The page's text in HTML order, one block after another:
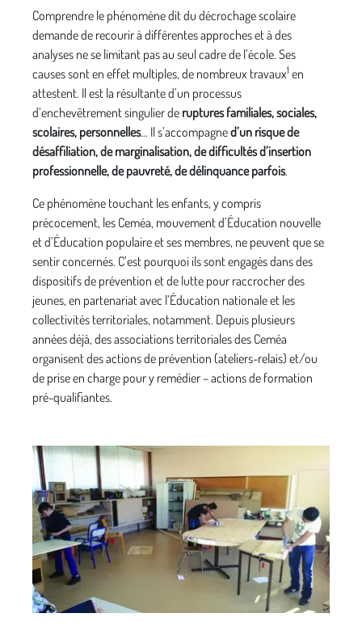
Comprendre le phénomène dit du décrochage scolaire
demande de recourir à différentes approches et à des
analyses ne se limitant pas au seul cadre de l’école. Ses
causes sont en effet multiples, de nombreux travaux1 en
attestent. Il est la résultante d’un processus
d’enchevêtrement singulier de ruptures familiales, sociales,
scolaires, personnelles… Il s’accompagned’un risque de
désaffiliation, de marginalisation, de difficultés d’insertion
professionnelle, de pauvreté, de délinquance parfois.
Ce phénomène touchant les enfants, y compris
précocement, les Ceméa, mouvement d’Éducation nouvelle
et d’Éducation populaire et ses membres, ne peuvent que se
sentir concernés. C’est pourquoi ils sont engagés dans des
dispositifs de prévention et de lutte pour raccrocher des
jeunes, en partenariat avec l’Éducation nationale et les
collectivités territoriales, notamment. Depuis plusieurs
années déjà, des associations territoriales des Ceméa
organisent des actions de prévention (ateliers-relais) et/ou
de prise en charge pour y remédier – actions de formation
pré-qualifiantes.